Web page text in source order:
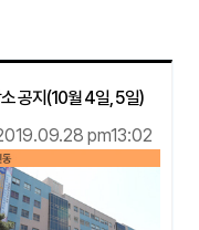
공지(10월 4일, 5일)
pm13:02